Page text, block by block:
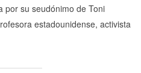
por su seudónimo de Toni
estadounidense, activista